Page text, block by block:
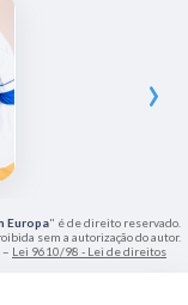
›
Europa" é de direito reservado.
sem a autorização do autor.
Lei 9610/98 - Lei de direitos